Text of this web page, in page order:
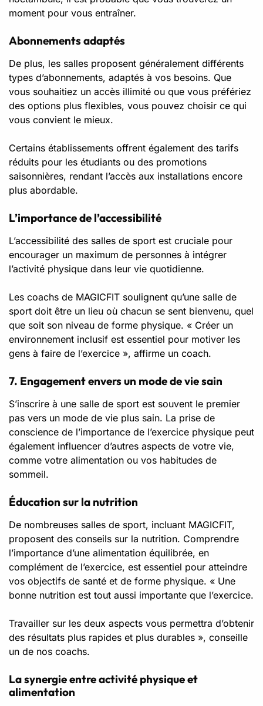
moment pour vous entraîner.
Abonnements adaptés
De plus, les salles proposent généralement différents
types d’abonnements, adaptés à vos besoins. Que
vous souhaitiez un accès illimité ou que vous préfériez
des options plus flexibles, vous pouvez choisir ce qui
vous convient le mieux.
Certains établissements offrent également des tarifs
réduits pour les étudiants ou des promotions
saisonnières, rendant l’accès aux installations encore
plus abordable.
L’importance de l’accessibilité
L’accessibilité des salles de sport est cruciale pour
encourager un maximum de personnes à intégrer
l’activité physique dans leur vie quotidienne.
Les coachs de MAGICFIT soulignent qu’une salle de
sport doit être un lieu où chacun se sent bienvenu, quel
que soit son niveau de forme physique. « Créer un
environnement inclusif est essentiel pour motiver les
gens à faire de l’exercice », affirme un coach.
7. Engagement envers un mode de vie sain
S’inscrire à une salle de sport est souvent le premier
pas vers un mode de vie plus sain. La prise de
conscience de l’importance de l’exercice physique peut
également influencer d’autres aspects de votre vie,
comme votre alimentation ou vos habitudes de
sommeil.
Éducation sur la nutrition
De nombreuses salles de sport, incluant MAGICFIT,
proposent des conseils sur la nutrition. Comprendre
l’importance d’une alimentation équilibrée, en
complément de l’exercice, est essentiel pour atteindre
vos objectifs de santé et de forme physique. « Une
bonne nutrition est tout aussi importante que l’exercice.
Travailler sur les deux aspects vous permettra d’obtenir
des résultats plus rapides et plus durables », conseille
un de nos coachs.
La synergie entre activité physique et
alimentation